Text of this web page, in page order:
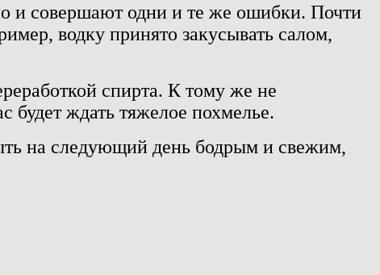
и совершают одни и те же ошибки. Почти
водку принято закусывать салом,
спирта. К тому же не
будет ждать тяжелое похмелье.
на следующий день бодрым и свежим,